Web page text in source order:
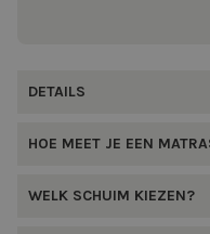
DETAILS
HOE MEET JE EEN
WELK SCHUIM KIEZEN?